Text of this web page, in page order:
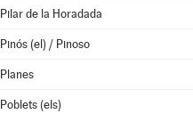
Pilar de la Horadada
Pinós (el) / Pinoso
Planes
Poblets (els)